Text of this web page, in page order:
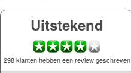
Uitstekend
298 klanten hebben een review geschreven